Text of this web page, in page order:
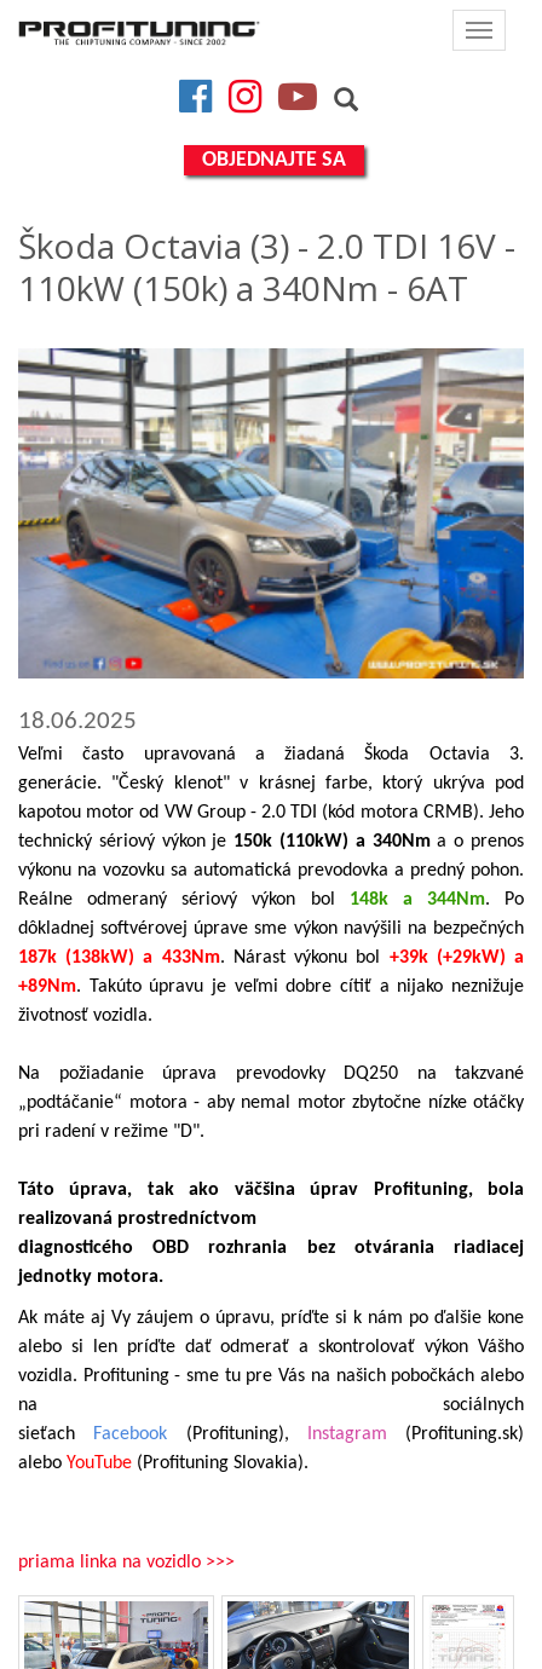
Toggle
FacebookInstagramYouTube
OBJEDNAJTE SA
Škoda Octavia (3) - 2.0 TDI 16V -
110kW (150k) a 340Nm - 6AT
18.06.2025
Veľmi často upravovaná a žiadaná Škoda Octavia 3.
generácie. "Český klenot" v krásnej farbe, ktorý ukrýva pod
kapotou motor od VW Group - 2.0 TDI (kód motora CRMB). Jeho
technický sériový výkon je 150k (110kW) a 340Nma o prenos
výkonu na vozovku sa automatická prevodovka a predný pohon.
Reálne odmeraný sériový výkon bol 148k a 344Nm. Po
dôkladnej softvérovej úprave sme výkon navýšili na bezpečných
187k (138kW) a 433Nm. Nárast výkonu bol +39k (+29kW) a
+89Nm. Takúto úpravu je veľmi dobre cítiť a nijako neznižuje
životnosť vozidla.
Na požiadanie úprava prevodovky DQ250 na takzvané
„podtáčanie“ motora - aby nemal motor zbytočne nízke otáčky
pri radení v režime "D".
Táto úprava, tak ako väčšina úprav Profituning, bola
realizovaná prostredníctvom
diagnosticého OBD rozhrania bez otvárania riadiacej
jednotky motora.
Ak máte aj Vy záujem o úpravu, príďte si k nám po ďalšie kone
alebo si len príďte dať odmerať a skontrolovať výkon Vášho
vozidla. Profituning - sme tu pre Vás na našich pobočkách alebo
na sociálnych
sieťach
Facebook (Profituning), Instagram
(Profituning.sk)
alebo YouTube (Profituning Slovakia).
priama linka na vozidlo >>>